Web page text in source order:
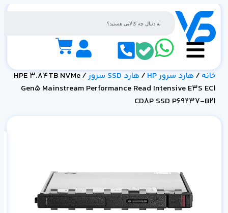
خانه / هارد سرور HP / هارد SSD سرور
/ HPE 3.84TB NVMe
Gen5 Mainstream Performance Read Intensive E3S EC1
CD8P SSD P69237-B21